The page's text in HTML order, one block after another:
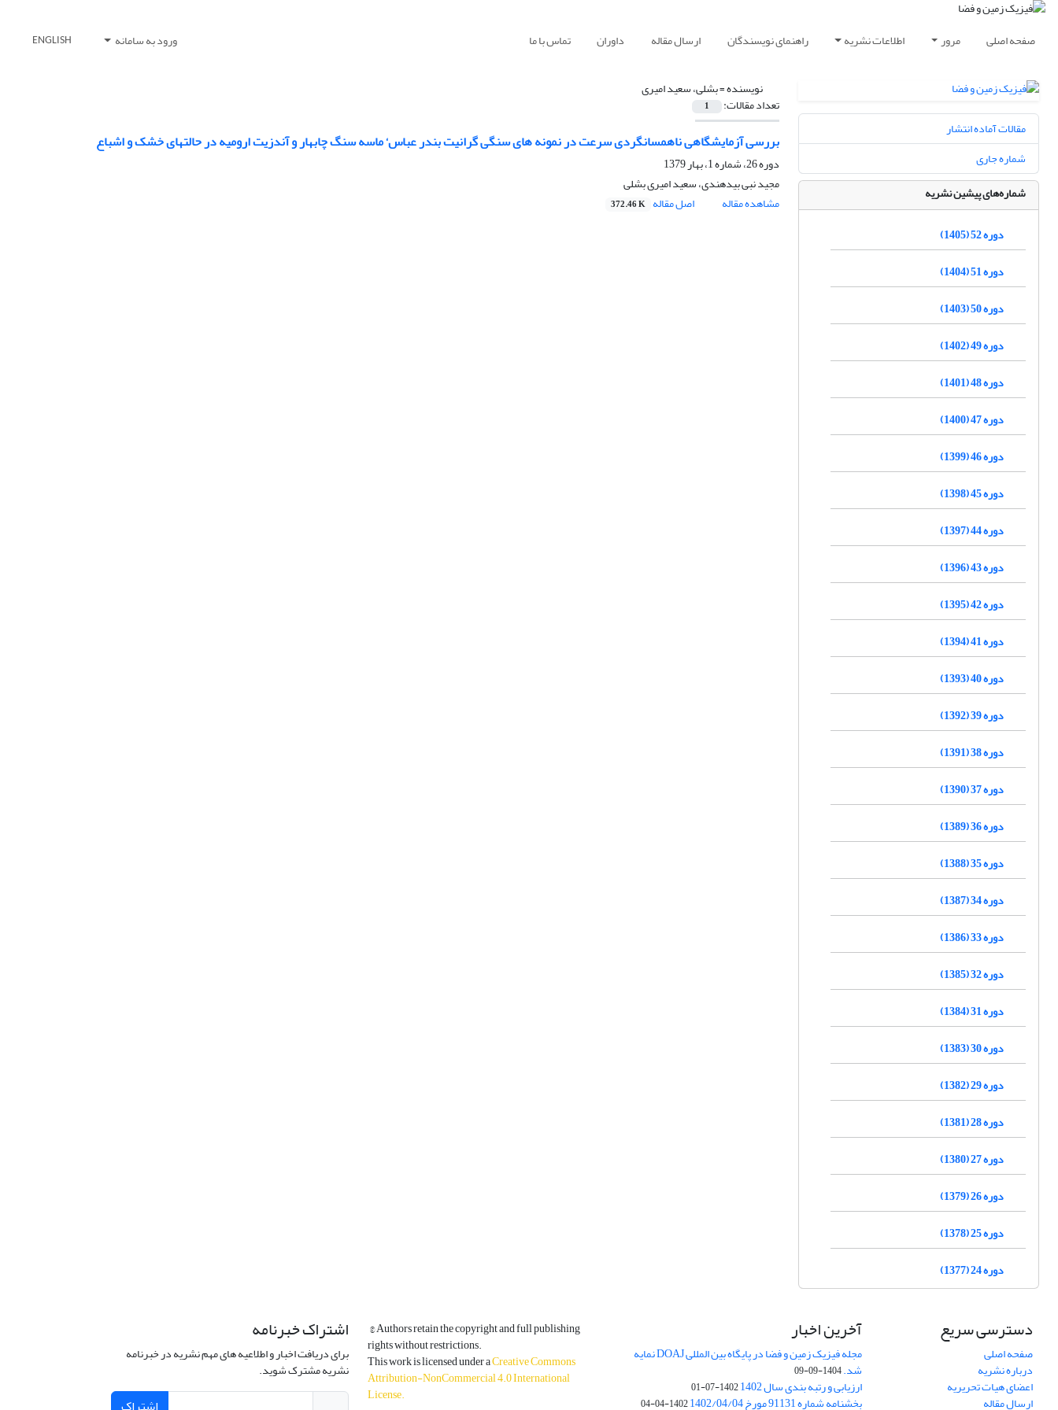
صفحه اصلی مرور اطلاعات نشریه راهنمای نویسندگان ارسال مقاله داوران تماس با ما ورود به سامانه ENGLISH
نویسنده =بشلی، سعید امیری
تعداد مقالات: 1
بررسی آزمایشگاهی ناهمسانگردی سرعت در نمونه های سنگی گرانیت بندر عباس‘ ماسه سنگ چابهار و آندزیت ارومیه در حالتهای خشک و اشباع
دوره 26، شماره 1، بهار 1379
مجید نبی بیدهندی، سعید امیری بشلی
مشاهده مقاله
اصل مقاله 372.46 K
مقالات آماده انتشار
شماره جاری
شماره‌های پیشین نشریه
دوره 52 (1405)
دوره 51 (1404)
دوره 50 (1403)
دوره 49 (1402)
دوره 48 (1401)
دوره 47 (1400)
دوره 46 (1399)
دوره 45 (1398)
دوره 44 (1397)
دوره 43 (1396)
دوره 42 (1395)
دوره 41 (1394)
دوره 40 (1393)
دوره 39 (1392)
دوره 38 (1391)
دوره 37 (1390)
دوره 36 (1389)
دوره 35 (1388)
دوره 34 (1387)
دوره 33 (1386)
دوره 32 (1385)
دوره 31 (1384)
دوره 30 (1383)
دوره 29 (1382)
دوره 28 (1381)
دوره 27 (1380)
دوره 26 (1379)
دوره 25 (1378)
دوره 24 (1377)
دسترسی سریع
صفحه اصلی
درباره نشریه
اعضای هیات تحریریه
ارسال مقاله
آخرین اخبار
مجله فیزیک زمین و فضا در پایگاه بین المللی DOAJ نمایه
شد.1404-09-09
ارزیابی و رتبه بندی سال 1402 1402-07-01
بخشنامه شماره 91131 مورخ 1402/04/04 1402-04-04
© Authors retain the copyright and full publishing
rights without restrictions.
This work is licensed under aCreative Commons
Attribution-NonCommercial 4.0 International
License.
اشتراک خبرنامه
برای دریافت اخبار و اطلاعیه های مهم نشریه در خبرنامه
نشریه مشترک شوید.